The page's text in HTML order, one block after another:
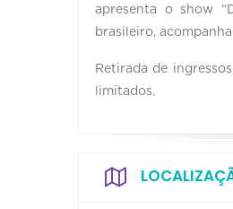
apresenta o show
brasileiro,
Retirada de
limitados.